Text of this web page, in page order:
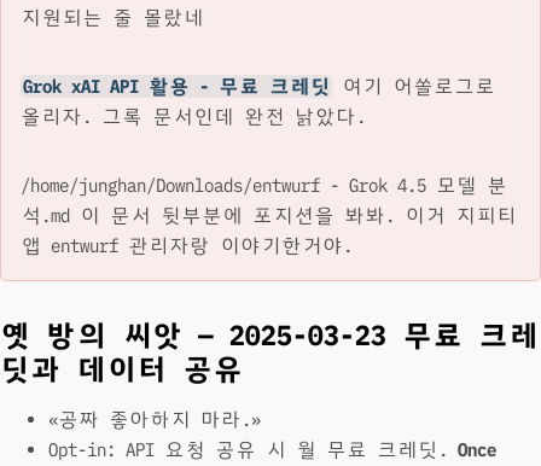
지원되는 줄 몰랐네
Grok xAI API 활용 - 무료 크레딧
여기 어쏠로그로
올리자. 그록 문서인데 완전 낡았다.
/home/junghan/Downloads/entwurf - Grok 4.5 모델 분
석.md 이 문서 뒷부분에 포지션을 봐봐. 이거 지피티
앱 entwurf 관리자랑 이야기한거야.
옛 방의 씨앗 — 2025-03-23 무료 크레
딧과 데이터 공유
«공짜 좋아하지 마라.»
Opt-in: API 요청 공유 시 월 무료 크레딧. Once